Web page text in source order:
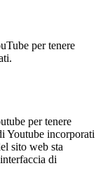
per tenere
per tenere
Youtube incorporati
sito web sta
di